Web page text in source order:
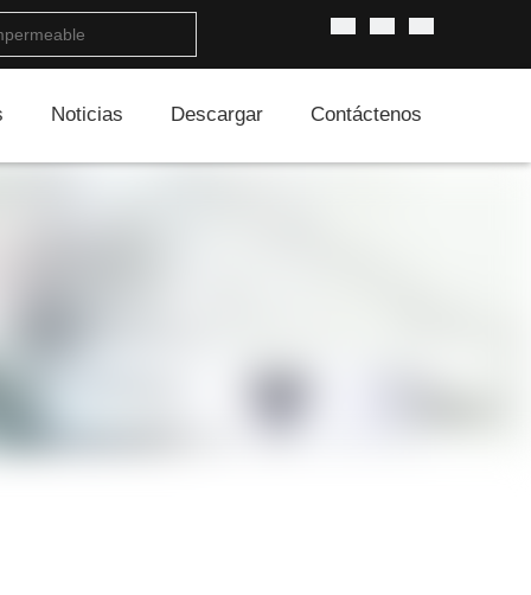
Noticias Descargar Contáctenos